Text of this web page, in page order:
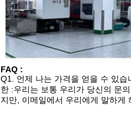
FAQ :
Q1. 언제 나는 가격을 얻을 수 있습
한 :우리는 보통 우리가 당신의 문
지만, 이메일에서 우리에게 말하게